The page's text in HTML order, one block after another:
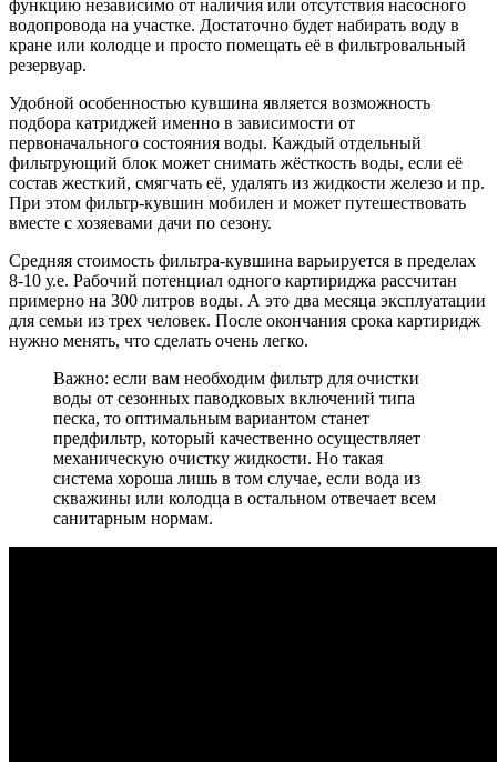
функцию независимо от наличия или отсутствия насосного
водопровода на участке. Достаточно будет набирать воду в
кране или колодце и просто помещать её в фильтровальный
резервуар.
Удобной особенностью кувшина является возможность
подбора катриджей именно в зависимости от
первоначального состояния воды. Каждый отдельный
фильтрующий блок может снимать жёсткость воды, если её
состав жесткий, смягчать её, удалять из жидкости железо и пр.
При этом фильтр-кувшин мобилен и может путешествовать
вместе с хозяевами дачи по сезону.
Средняя стоимость фильтра-кувшина варьируется в пределах
8-10 у.е. Рабочий потенциал одного картириджа рассчитан
примерно на 300 литров воды. А это два месяца эксплуатации
для семьи из трех человек. После окончания срока картиридж
нужно менять, что сделать очень легко.
Важно: если вам необходим фильтр для очистки
воды от сезонных паводковых включений типа
песка, то оптимальным вариантом станет
предфильтр, который качественно осуществляет
механическую очистку жидкости. Но такая
система хороша лишь в том случае, если вода из
скважины или колодца в остальном отвечает всем
санитарным нормам.